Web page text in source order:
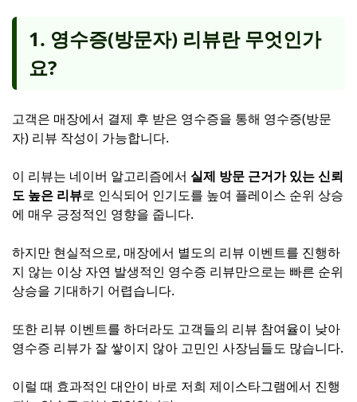
1. 영수증(방문자) 리뷰란 무엇인가
요?
고객은 매장에서 결제 후 받은 영수증을 통해 영수증(방문
자) 리뷰 작성이 가능합니다.
이 리뷰는 네이버 알고리즘에서 실제 방문 근거가 있는 신뢰
도 높은 리뷰로 인식되어 인기도를 높여 플레이스 순위 상승
에 매우 긍정적인 영향을 줍니다.
하지만 현실적으로, 매장에서 별도의 리뷰 이벤트를 진행하
지 않는 이상 자연 발생적인 영수증 리뷰만으로는 빠른 순위
상승을 기대하기 어렵습니다.
또한 리뷰 이벤트를 하더라도 고객들의 리뷰 참여율이 낮아
영수증 리뷰가 잘 쌓이지 않아 고민인 사장님들도 많습니다.
이럴 때 효과적인 대안이 바로 저희 제이스타그램에서 진행